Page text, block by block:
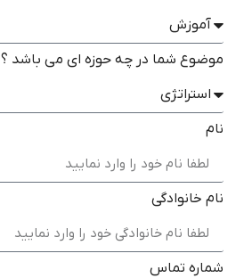
موضوع شما در چه حوزه ای می باشد ؟
نام
نام خانوادگی
شماره تماس